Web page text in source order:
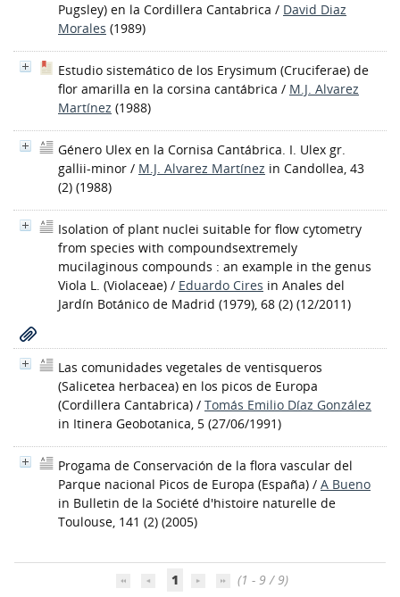
Pugsley) en la Cordillera Cantabrica / David Diaz
Morales (1989)
Estudio sistemático de los Erysimum (Cruciferae) de
flor amarilla en la corsina cantábrica / M.J. Alvarez
Martínez (1988)
Género Ulex en la Cornisa Cantábrica. I. Ulex gr.
gallii-minor / M.J. Alvarez Martínez in Candollea, 43
(2) (1988)
Isolation of plant nuclei suitable for flow cytometry
from species with compoundsextremely
mucilaginous compounds : an example in the genus
Viola L. (Violaceae) / Eduardo Cires in Anales del
Jardín Botánico de Madrid (1979), 68 (2) (12/2011)
Las comunidades vegetales de ventisqueros
(Salicetea herbacea) en los picos de Europa
(Cordillera Cantabrica) / Tomás Emilio Díaz González
in Itinera Geobotanica, 5 (27/06/1991)
Progama de Conservación de la flora vascular del
Parque nacional Picos de Europa (España) / A Bueno
in Bulletin de la Société d'histoire naturelle de
Toulouse, 141 (2) (2005)
1 (1 - 9 / 9)